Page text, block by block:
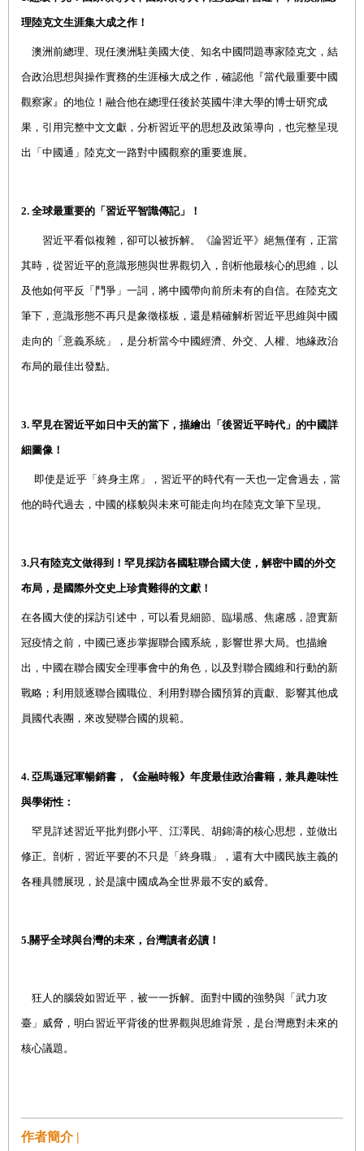
理陸克文生涯集大成之作！
澳洲前總理、現任澳洲駐美國大使、知名中國問題專家陸克文，結
合政治思想與操作實務的生涯極大成之作，確認他『當代最重要中國
觀察家』的地位！融合他在總理任後於英國牛津大學的博士研究成
果，引用完整中文文獻，分析習近平的思想及政策導向，也完整呈現
出「中國通」陸克文一路對中國觀察的重要進展。
2. 全球最重要的「習近平智識傳記」！
習近平看似複雜，卻可以被拆解。《論習近平》絕無僅有，正當
其時，從習近平的意識形態與世界觀切入，剖析他最核心的思維，以
及他如何平反「鬥爭」一詞，將中國帶向前所未有的自信。在陸克文
筆下，意識形態不再只是象徵樣板，還是精確解析習近平思維與中國
走向的「意義系統」，是分析當今中國經濟、外交、人權、地緣政治
布局的最佳出發點。
3. 罕見在習近平如日中天的當下，描繪出「後習近平時代」的中國詳
細圖像！
即使是近乎「終身主席」，習近平的時代有一天也一定會過去，當
他的時代過去，中國的樣貌與未來可能走向均在陸克文筆下呈現。
3.只有陸克文做得到！ 罕見採訪各國駐聯合國大使，解密中國的外交
布局，是國際外交史上珍貴難得的文獻！
在各國大使的採訪引述中，可以看見細節、臨場感、焦慮感，證實新
冠疫情之前，中國已逐步掌握聯合國系統，影響世界大局。也描繪
出，中國在聯合國安全理事會中的角色，以及對聯合國維和行動的新
戰略；利用競逐聯合國職位、利用對聯合國預算的貢獻、影響其他成
員國代表團，來改變聯合國的規範。
4. 亞馬遜冠軍暢銷書，《金融時報》年度最佳政治書籍，兼具趣味性
與學術性：
罕見詳述習近平批判鄧小平、江澤民、胡錦濤的核心思想，並做出
修正。剖析，習近平要的不只是「終身職」，還有大中國民族主義的
各種具體展現，於是讓中國成為全世界最不安的威脅。
5.關乎全球與台灣的未來，台灣讀者必讀！
狂人的腦袋如習近平，被一一拆解。面對中國的強勢與「武力攻
臺」威脅，明白習近平背後的世界觀與思維背景，是台灣應對未來的
核心議題。
作者簡介 |